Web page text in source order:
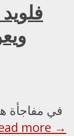
في مفاجأة
more →